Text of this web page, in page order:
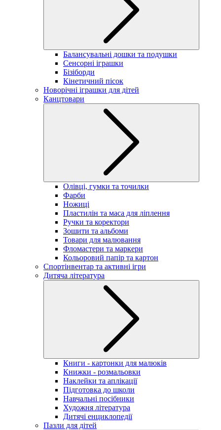
Балансувальні дошки та подушки
Сенсорні іграшки
Бізіборди
Кінетичний пісок
Новорічні іграшки для дітей
Канцтовари
Олівці, гумки та точилки
Фарби
Ножиці
Пластилін та маса для ліплення
Ручки та коректори
Зошити та альбоми
Товари для малювання
Фломастери та маркери
Кольоровий папір та картон
Спортінвентар та активні ігри
Дитяча література
Книги - картонки для малюків
Книжки - розмальовки
Наклейки та аплікації
Підготовка до школи
Навчальні посібники
Художня література
Дитячі енциклопедії
Пазли для дітей